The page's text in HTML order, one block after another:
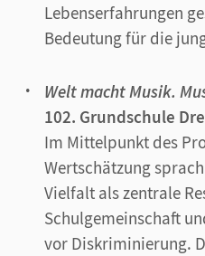
Lebenserfahrungen
Bedeutung für die
Welt macht Musik.
102. Grundschule
Im Mittelpunkt des
Wertschätzung
Vielfalt als zentrale
Schulgemeinschaft
vor Diskriminierung.